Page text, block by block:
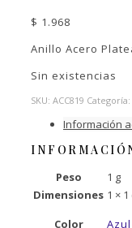
$ 1.968
Anillo Acero
Sin existencias
SKU: ACC819 Categoría:
Información
Peso
1 g
Dimensiones 1 × 1
Color
Azul